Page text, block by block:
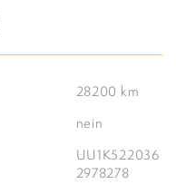
28200 km
nein
UU1K522036
2978278